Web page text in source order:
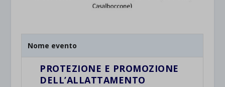
Nome evento
PROTEZIONE E PROMOZIONE
DELL’ALLATTAMENTO